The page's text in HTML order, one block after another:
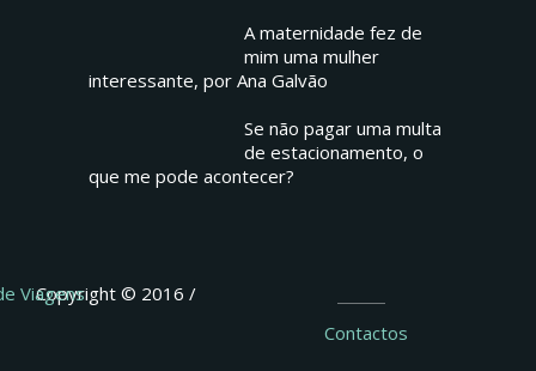
A maternidade fez de
mim uma mulher
interessante, por Ana Galvão
Se não pagar uma multa
de estacionamento, o
que me pode acontecer?
Copyright © 2016 /
Viagens
Contactos